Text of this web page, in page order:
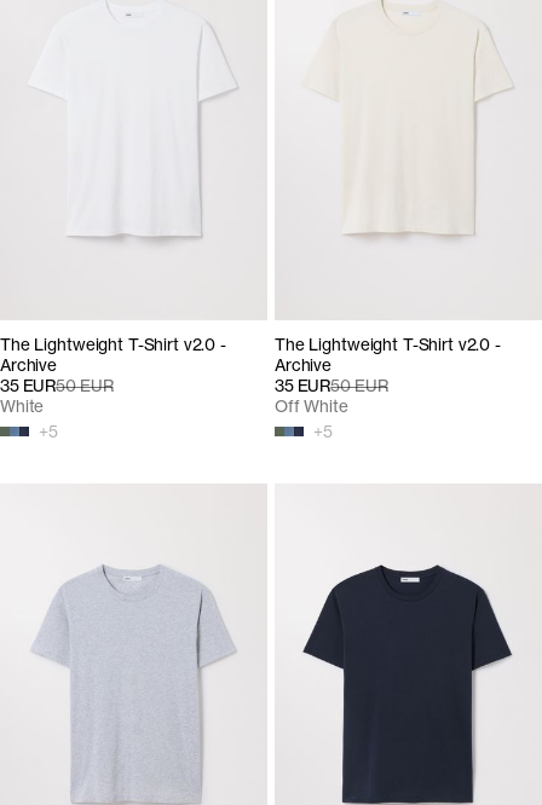
The Lightweight T-Shirt v2.0 -
Archive
35 EUR50 EUR
+5
White
The Lightweight T-Shirt v2.0 -
Archive
35 EUR50 EUR
+5
Off White